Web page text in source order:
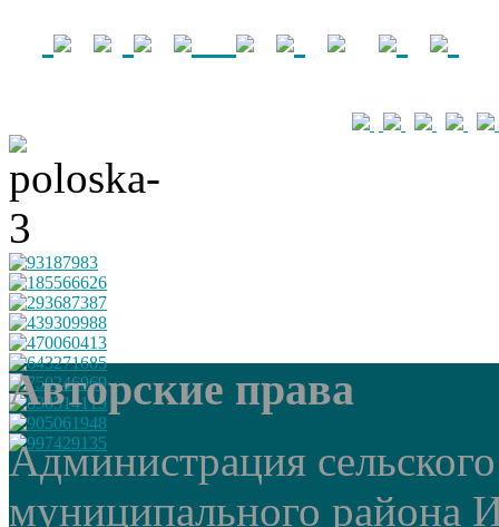
Авторские права
Администрация
муниципального района